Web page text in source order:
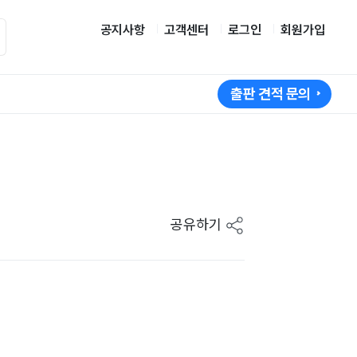
공지사항 고객센터 로그인 회원가입
출판 견적 문의
공유하기